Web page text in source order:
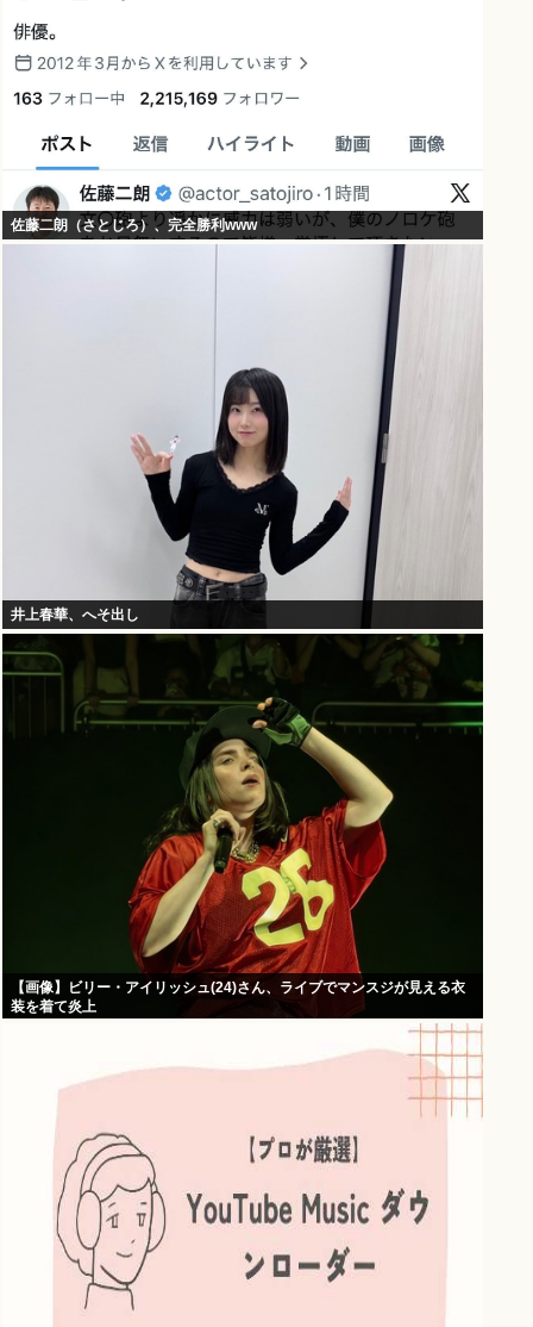
佐藤二朗（さとじろ）、完全勝利www
井上春華、へそ出し
【画像】ビリー・アイリッシュ(24)さん、ライブでマンスジが見える衣
装を着て炎上